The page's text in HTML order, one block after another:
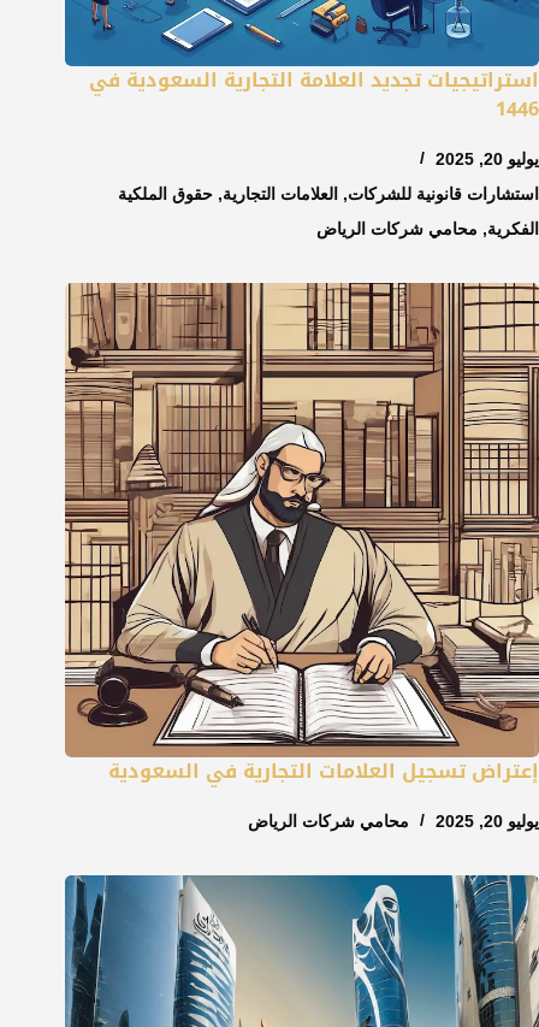
استراتيجيات تجديد العلامة التجارية السعودية في
1446
يوليو 20, 2025
استشارات قانونية للشركات, العلامات التجارية, حقوق الملكية
الفكرية, محامي شركات الرياض
إعتراض تسجيل العلامات التجارية في السعودية
يوليو 20, 2025 محامي شركات الرياض